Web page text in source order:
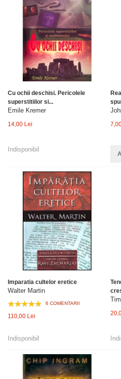
Cu ochii deschisi. Pericolele
superstitiilor si...
Emile Kremer
14,00 Lei
Indisponibil
Imparatia cultelor eretice
Walter Martin
6 COMENTARII
110,00 Lei
Indisponibil